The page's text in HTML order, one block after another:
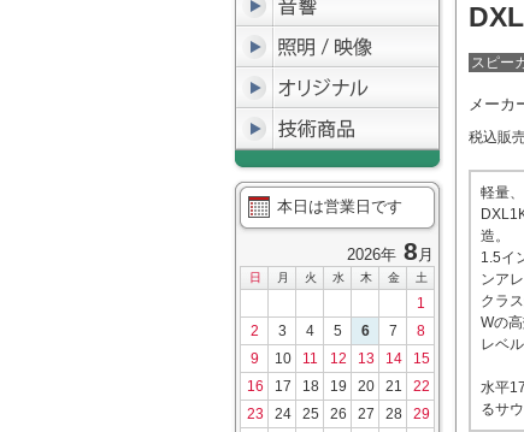
本日は営業日です
2026年 8 月
日 月 火 水 木 金 土
1
2
3 4 5 6 7
8
9
10 11 12 13 14
15
16
17 18 19 20 21
22
23
24 25 26 27 28
29
スピー
メーカ
税込販
軽量
造。
1.5イ
ンア
クラ
Wの
レベ
水平
るサ